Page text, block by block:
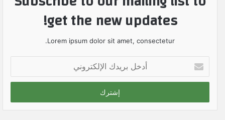
get the new updates!
Lorem ipsum dolor sit amet, consectetur.
خ
ب